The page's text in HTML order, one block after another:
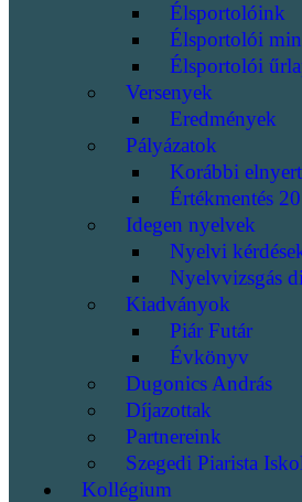
Élsportolóink
Élsportolói
Élsportolói
Versenyek
Eredmények
Pályázatok
Korábbi
Értékmentés
Idegen nyelvek
Nyelvi
Nyelvvizsgás
Kiadványok
Piár Futár
Évkönyv
Dugonics András
Díjazottak
Partnereink
Szegedi Piarista
Kollégium